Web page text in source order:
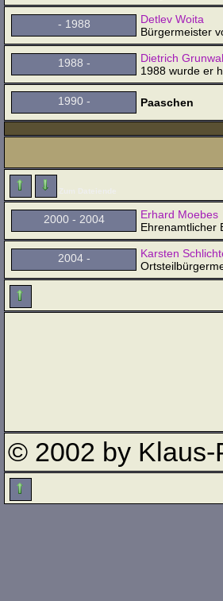
- 1988
Detlev Woita
Bürgermeister
1988 -
Dietrich
1988 wurde er
1990 - Paaschen
2000 - 2004
Erhard Moebes
Ehrenamtlicher
2004 -
Karsten
© 2002 by Klaus-